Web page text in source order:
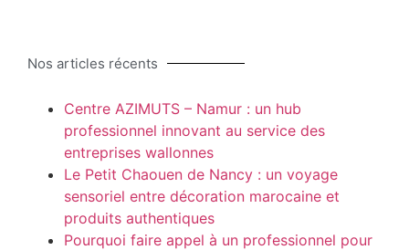
Nos articles récents
Centre AZIMUTS – Namur : un hub
professionnel innovant au service des
entreprises wallonnes
Le Petit Chaouen de Nancy : un voyage
sensoriel entre décoration marocaine et
produits authentiques
Pourquoi faire appel à un professionnel pour